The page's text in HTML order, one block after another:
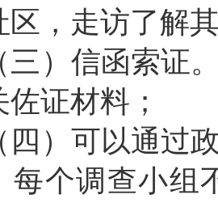
区，走访了解
） 信函索证
证材料；
） 可以通过
每个调查小组